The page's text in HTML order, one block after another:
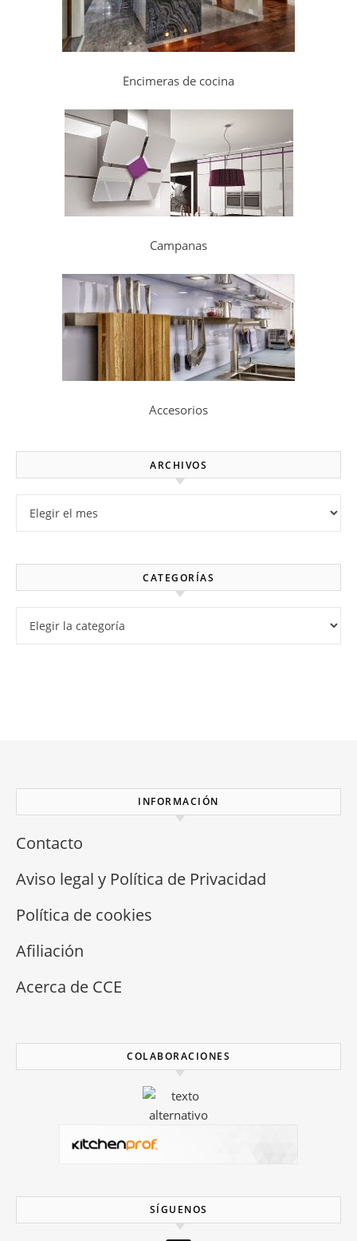
Encimeras de cocina
Campanas
Accesorios
ARCHIVOS
CATEGORÍAS
INFORMACIÓN
Contacto
Aviso legal y Política de Privacidad
Política de cookies
Afiliación
Acerca de CCE
COLABORACIONES
SÍGUENOS